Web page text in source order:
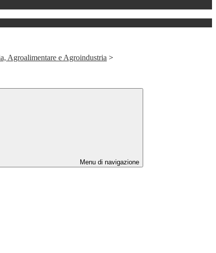
Agroalimentare e Agroindustria >
Menu di navigazione